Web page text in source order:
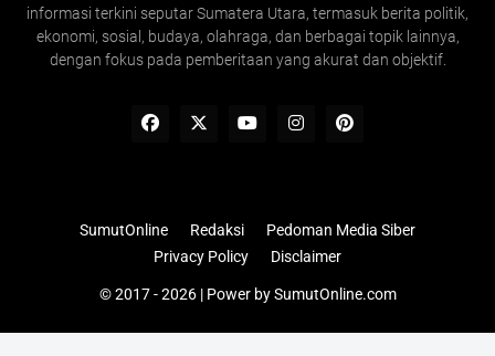
informasi terkini seputar Sumatera Utara, termasuk berita politik,
ekonomi, sosial, budaya, olahraga, dan berbagai topik lainnya,
dengan fokus pada pemberitaan yang akurat dan objektif.
© 2017 - 2026 | Power bySumutOnline.com
SumutOnline Redaksi
Pedoman Media Siber
Privacy Policy
Disclaimer